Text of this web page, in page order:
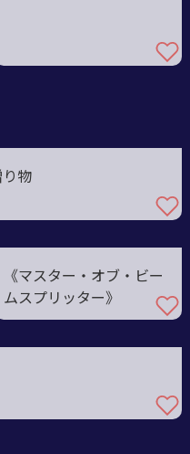
物
《マスター・オブ・ビー
ムスプリッター》